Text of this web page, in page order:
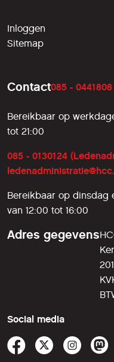
Inloggen
Sitemap
Contact085 -
Bereikbaar op
tot 21:00
085 - 0130124
Bereikbaar op dinsdag
van 12:00 tot 16:00
Adres gegevens
Social media